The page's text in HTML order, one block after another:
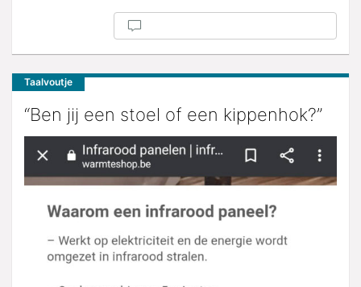
Taalvoutje
“Ben jij een stoel of een kippenhok?”